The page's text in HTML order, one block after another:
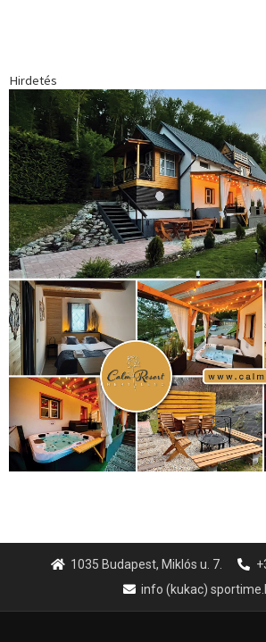
Hirdetés
1035 Budapest, Miklós u. 7.
info (kukac)